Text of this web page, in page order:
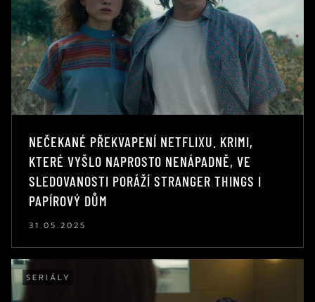
NEČEKANÉ PŘEKVAPENÍ NETFLIXU. KRIMI,
KTERÉ VYŠLO NAPROSTO NENÁPADNĚ, VE
SLEDOVANOSTI PORÁŽÍ STRANGER THINGS I
PAPÍROVÝ DŮM
31.05.2025
SERIÁLY